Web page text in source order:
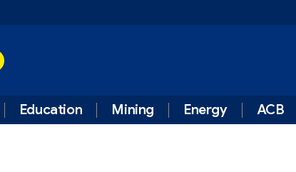
Education Mining Energy ACB